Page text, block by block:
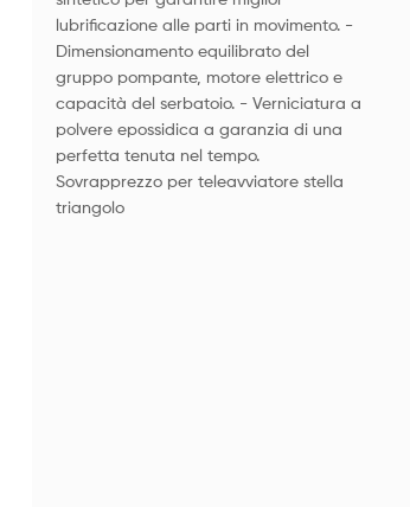
lubrificazione alle parti in movimento. -
Dimensionamento equilibrato del
gruppo pompante, motore elettrico e
capacità del serbatoio. - Verniciatura a
polvere epossidica a garanzia di una
perfetta tenuta nel tempo.
Sovrapprezzo per teleavviatore stella
triangolo